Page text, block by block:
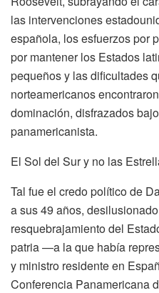
las intervenciones
española, los esfuerzos por
por mantener los Estados
pequeños y las dificultades
norteamericanos
dominación, disfrazados
panamericanista.
El Sol del Sur y no las
Tal fue el credo político de
a sus 49 años,
resquebrajamiento del
patria —a la que había
y ministro residente en
Conferencia Panamericana